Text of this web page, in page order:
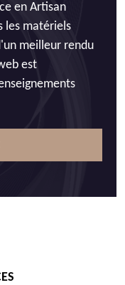
en Artisan
les matériels
meilleur rendu
est